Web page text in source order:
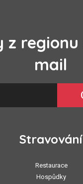
z regionu
mail
Stravování
Restaurace
Hospůdky